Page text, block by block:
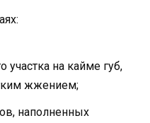
участка на кайме губ,
жжением;
наполненных